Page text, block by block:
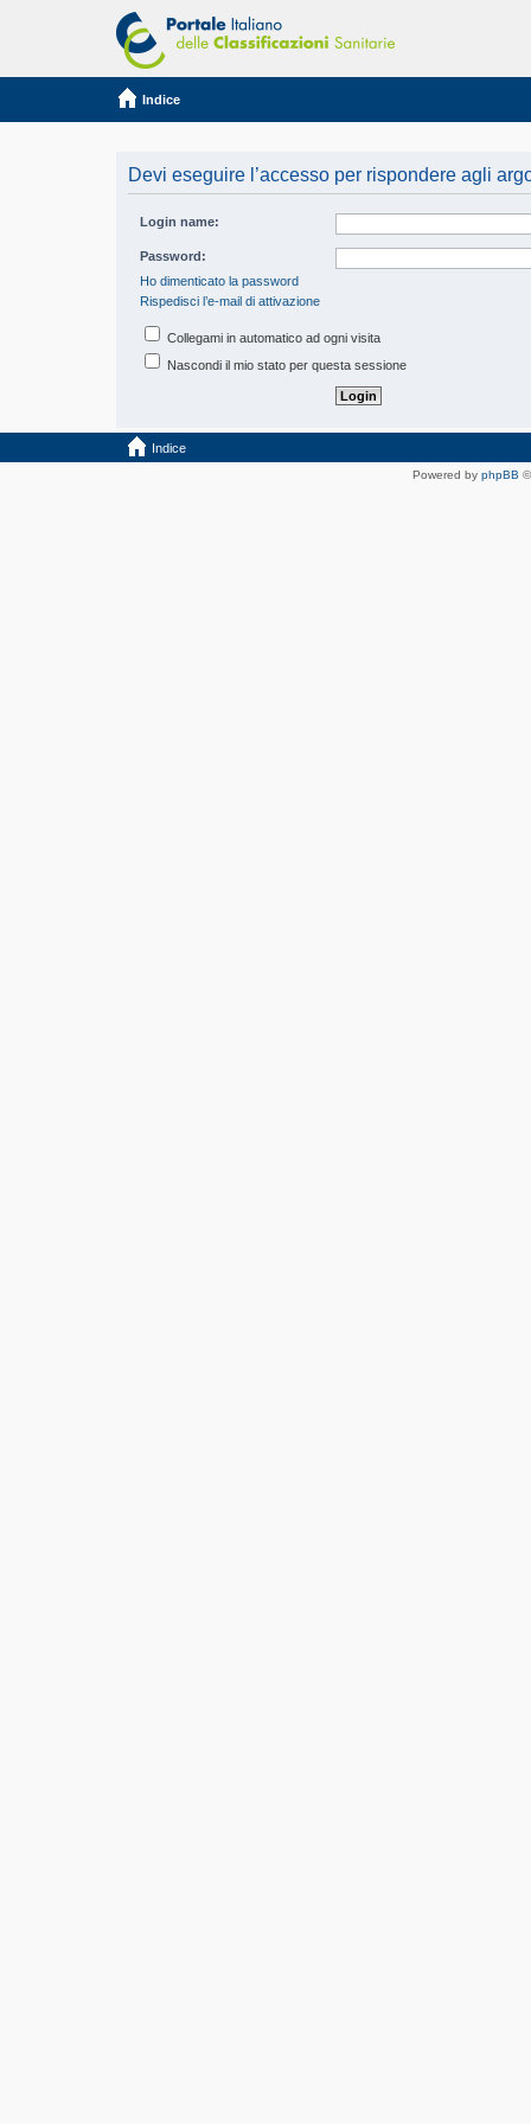
Indice
Devi eseguire l’accesso per rispondere agli
Login name:
Password:
Ho dimenticato la password
Rispedisci l’e-mail di attivazione
Collegami in automatico ad ogni visita
Nascondi il mio stato per questa sessione
Indice
Powered by phpBB